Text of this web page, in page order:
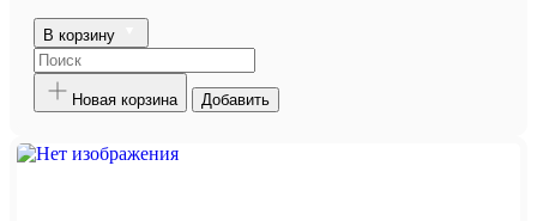
В корзину
Новая корзина Добавить